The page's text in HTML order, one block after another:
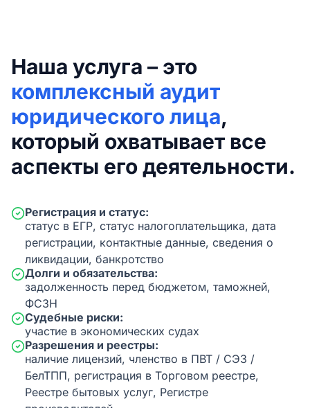
Наша услуга – это
комплексный аудит
юридического лица,
который охватывает все
аспекты его деятельности.
Регистрация и статус:
статус в ЕГР, статус налогоплательщика, дата
регистрации, контактные данные, сведения о
ликвидации, банкротство
Долги и обязательства:
задолженность перед бюджетом, таможней,
ФСЗН
Судебные риски:
участие в экономических судах
Разрешения и реестры:
наличие лицензий, членство в ПВТ / СЭЗ /
БелТПП, регистрация в Торговом реестре,
Реестре бытовых услуг, Регистре